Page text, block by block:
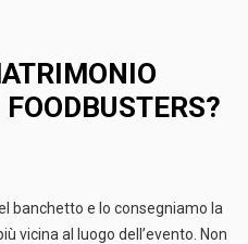
FOODBUSTERS?
banchetto e lo consegniamo la
vicina al luogo dell’evento. Non